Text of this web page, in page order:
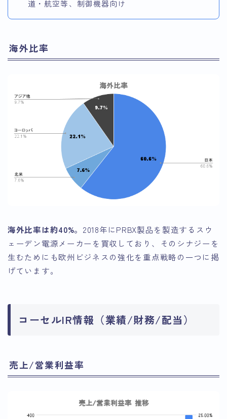
道・航空等、制御機器向け
海外比率
海外比率は約40%。 2018年にPRBX製品を製造するスウ
ェーデン電源メーカーを買収しており、そのシナジーを
生むためにも欧州ビジネスの強化を重点戦略の一つに掲
げています。
コーセルIR情報（業績/財務/配当）
売上/営業利益率